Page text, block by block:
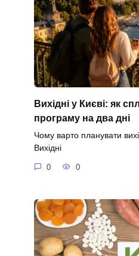
Вихідні у Києві: як
програму на два дні
Чому варто планувати
Вихідні
0 0